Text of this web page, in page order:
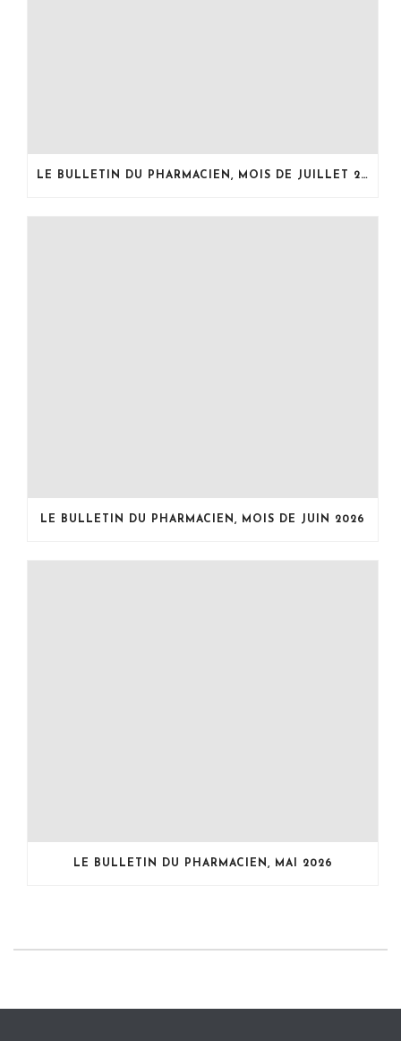
LE BULLETIN DU PHARMACIEN, MOIS DE JUILLET 2026
LE BULLETIN DU PHARMACIEN, MOIS DE JUIN 2026
LE BULLETIN DU PHARMACIEN, MAI 2026